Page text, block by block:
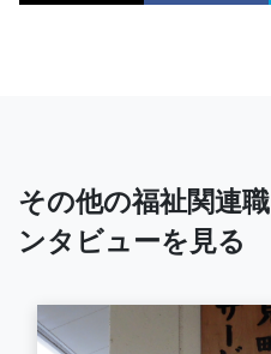
その他の福祉関連
ンタビューを見る